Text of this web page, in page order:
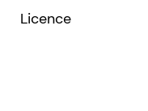
Licence